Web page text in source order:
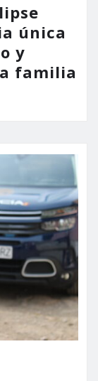
única
y
familia